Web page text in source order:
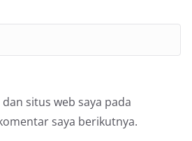
situs web saya pada
saya berikutnya.